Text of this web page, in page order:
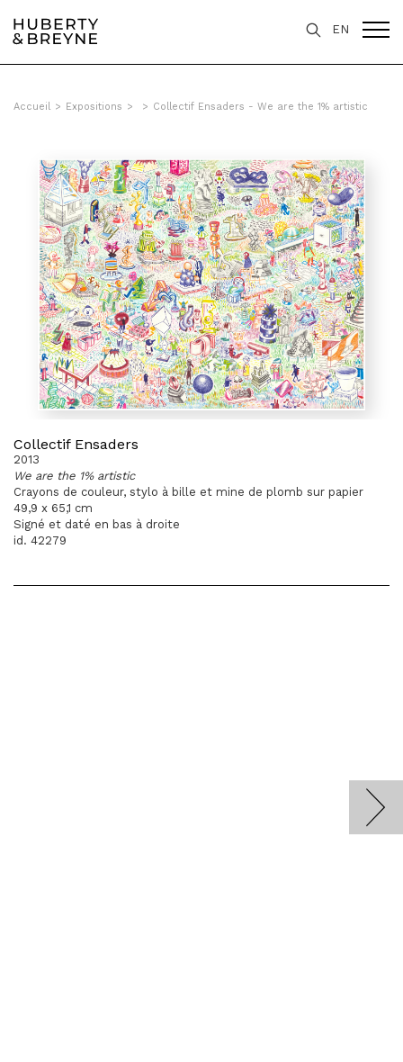
EN
Accueil > Expositions > > Collectif Ensaders - We are the 1% artistic
Collectif Ensaders
2013
We are the 1% artistic
Crayons de couleur, stylo à bille et mine de plomb sur papier
49,9 x 65,1 cm
Signé et daté en bas à droite
id. 42279